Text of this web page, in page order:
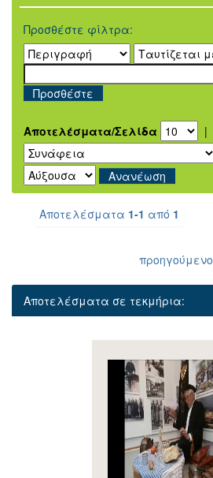
Προσθέστε φίλτρα:
Αποτελέσματα/Σελίδα |
Αποτελέσματα 1-1 από 1
προηγούμενο
Αποτελέσματα σε τεκμήρια: